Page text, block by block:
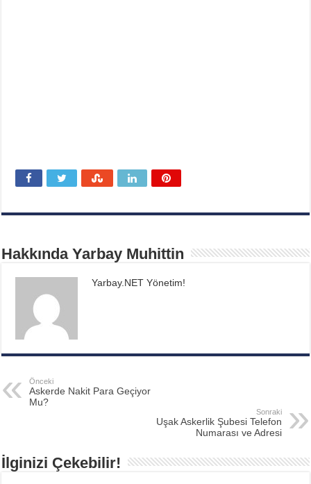
Hakkında Yarbay Muhittin
Yarbay.NET Yönetim!
Önceki
Askerde Nakit Para Geçiyor
Mu?
Sonraki
Uşak Askerlik Şubesi Telefon
Numarası ve Adresi
İlginizi Çekebilir!